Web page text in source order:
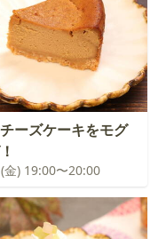
ーズケーキをモグ
金) 19:00〜20:00